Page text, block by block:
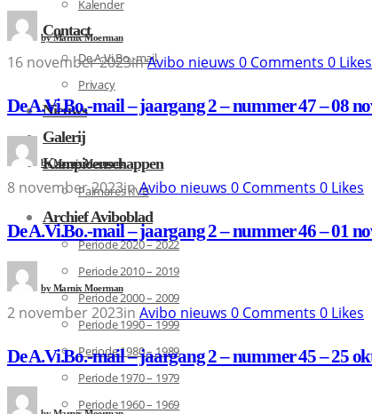
Kalender
Contact
De A.Vi.Bo.-mail
Privacy
Nieuws
Galerij
Kampioenschappen
Palmares KVB
Archief Aviboblad
Periode 2020 – 2022
Periode 2010 – 2019
Periode 2000 – 2009
Periode 1990 – 1999
Periode 1980 – 1989
Periode 1970 – 1979
Periode 1960 – 1969
byMarnix Moerman
16 november 2023inAvibo nieuws 0 Comments 0 Likes
De A.Vi.Bo.-mail – jaargang 2 – nummer 47 – 08
byMarnix Moerman
8 november 2023inAvibo nieuws 0 Comments 0 Likes
De A.Vi.Bo.-mail – jaargang 2 – nummer 46 – 01
byMarnix Moerman
2 november 2023in Avibo nieuws 0 Comments 0 Likes
De A.Vi.Bo.-mail – jaargang 2 – nummer 45 – 25